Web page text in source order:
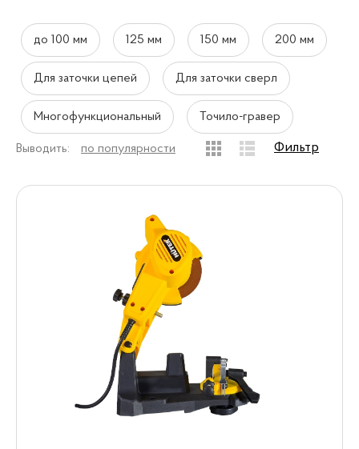
до 100 мм 125 мм 150 мм 200 мм
Для заточки цепей Для заточки сверл
Многофункциональный Точило-гравер
Выводить: по популярности Фильтр